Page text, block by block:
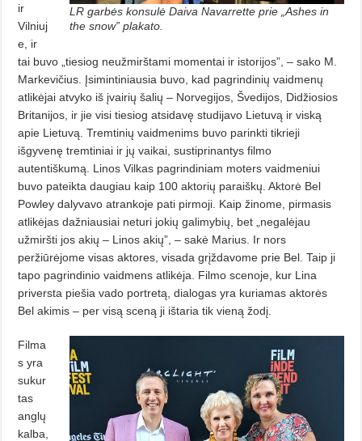
LR garbės konsulė Daiva Navarrette prie „Ashes in
the snow” plakato.
ir
Vilniuj
e, ir
tai buvo „tiesiog neužmirštami momentai ir istorijos”, – sako M.
Markevičius. Įsimintiniausia buvo, kad pagrindinių vaidmenų
atlikėjai atvyko iš įvairių šalių – Norvegijos, Švedijos, Didžiosios
Britanijos, ir jie visi tiesiog atsidavę studijavo Lietuvą ir viską
apie Lietuvą. Tremtinių vaidmenims buvo parinkti tikrieji
išgyvenę tremtiniai ir jų vaikai, sustiprinantys filmo
autentiškumą. Linos Vilkas pagrindiniam moters vaidmeniui
buvo pateikta daugiau kaip 100 aktorių paraiškų. Aktorė Bel
Powley dalyvavo atrankoje pati pirmoji. Kaip žinome, pirmasis
atlikėjas dažniausiai neturi jokių galimybių, bet „negalėjau
užmiršti jos akių – Linos akių”, – sakė Marius. Ir nors
peržiūrėjome visas aktores, visada grįždavome prie Bel. Taip ji
tapo pagrindinio vaidmens atlikėja. Filmo scenoje, kur Lina
priversta piešia vado portretą, dialogas yra kuriamas aktorės
Bel akimis – per visą sceną ji ištaria tik vieną žodį.
Filma
s yra
sukur
tas
anglų
kalba,